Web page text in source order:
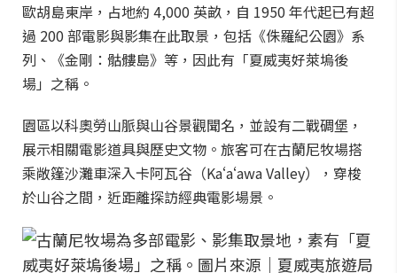
歐胡島東岸，占地約 4,000 英畝，自 1950 年代起已有超
過 200 部電影與影集在此取景，包括《侏羅紀公園》系
列、《金剛：骷髏島》等，因此有「夏威夷好萊塢後
場」之稱。
園區以科奧勞山脈與山谷景觀聞名，並設有二戰碉堡，
展示相關電影道具與歷史文物。旅客可在古蘭尼牧場搭
乘敞篷沙灘車深入卡阿瓦谷（Kaʻaʻawa Valley），穿梭
於山谷之間，近距離探訪經典電影場景。